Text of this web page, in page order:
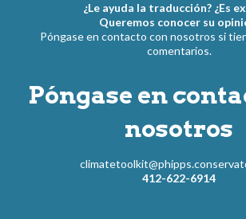
¿Le ayuda la traducción? ¿Es
Queremos conocer su
Póngase en contacto con nosotros si
comentarios.
Póngase en
nosotros
412-622-6914